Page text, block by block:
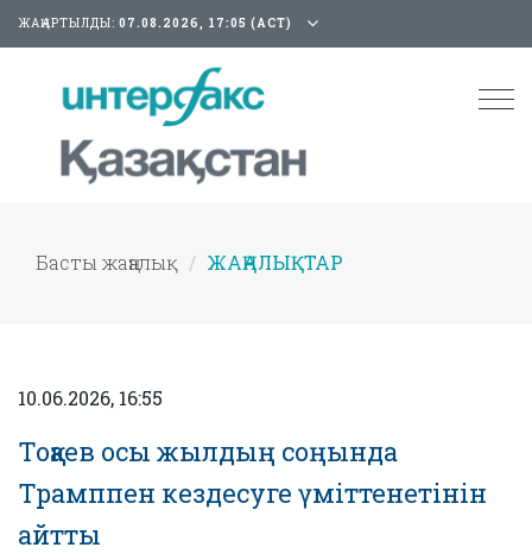
ЖАҢАРТЫЛДЫ: 07.08.2026, 17:05 (АСТ)
Басты жаңалық ЖАҢАЛЫҚТАР
10.06.2026, 16:55
Тоқаев осы жылдың соңында
Трамппен кездесуге үміттенетінін
айтты